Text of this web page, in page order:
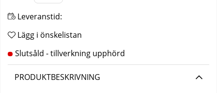
Leveranstid:
Lägg i önskelistan
PRODUKTBESKRIVNING